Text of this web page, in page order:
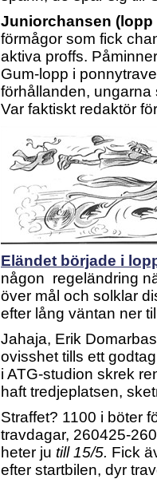
Juniorchansen (lopp
förmågor som fick
aktiva proffs.
Gum-lopp i
förhållanden, ungarna
Var faktiskt redaktör
Eländet började i
någon regeländring
över mål och solklar
efter lång väntan ner
Jahaja, Erik
ovisshet tills ett
i ATG-studion skrek
haft tredjeplatsen,
Straffet? 1100 i böter
travdagar, 260425-
heter ju till 15/5. Fick
efter startbilen, dyr